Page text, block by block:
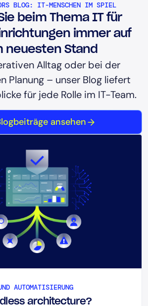
BLOG: IT-MENSCHEN IM SPIEL
beim Thema IT für
immer auf
neuesten Stand
Alltag oder bei der
Planung – unser Blog liefert
für jede Rolle im IT-Team.
ansehen
AUTOMATISIERUNG
architecture?